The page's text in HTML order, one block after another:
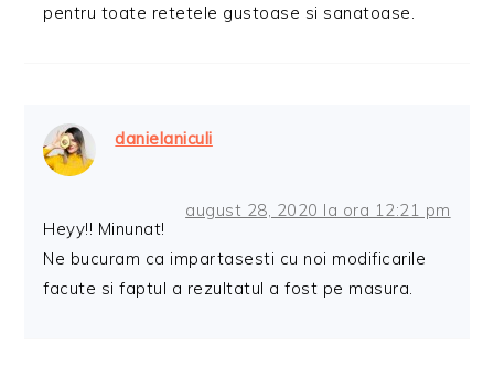
pentru toate retetele gustoase si sanatoase.
danielaniculi
august 28, 2020 la ora 12:21 pm
Heyy!! Minunat!
Ne bucuram ca impartasesti cu noi modificarile
facute si faptul a rezultatul a fost pe masura.